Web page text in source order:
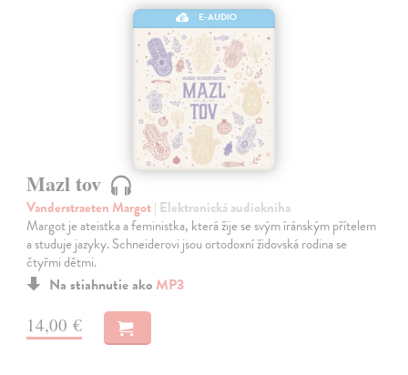
E-AUDIO
Mazl tov
Vanderstraeten Margot| Elektronická audiokniha
Margot je ateistka a feministka, která žije se svým íránským přítelem
a studuje jazyky. Schneiderovi jsou ortodoxní židovská rodina se
čtyřmi dětmi.
Na stiahnutie ako MP3
14,00 €